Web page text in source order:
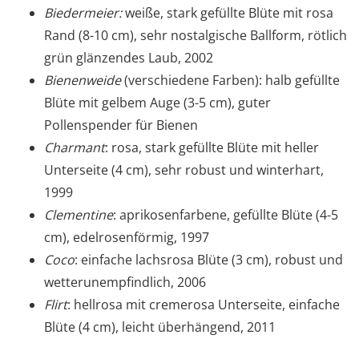
Biedermeier:weiße, stark gefüllte Blüte mit rosa
Rand (8-10 cm), sehr nostalgische Ballform, rötlich
grün glänzendes Laub, 2002
Bienenweide(verschiedene Farben): halb gefüllte
Blüte mit gelbem Auge (3-5 cm), guter
Pollenspender für Bienen
Charmant: rosa, stark gefüllte Blüte mit heller
Unterseite (4 cm), sehr robust und winterhart,
1999
Clementine: aprikosenfarbene, gefüllte Blüte (4-5
cm), edelrosenförmig, 1997
Coco: einfache lachsrosa Blüte (3 cm), robust und
wetterunempfindlich, 2006
Flirt: hellrosa mit cremerosa Unterseite, einfache
Blüte (4 cm), leicht überhängend, 2011